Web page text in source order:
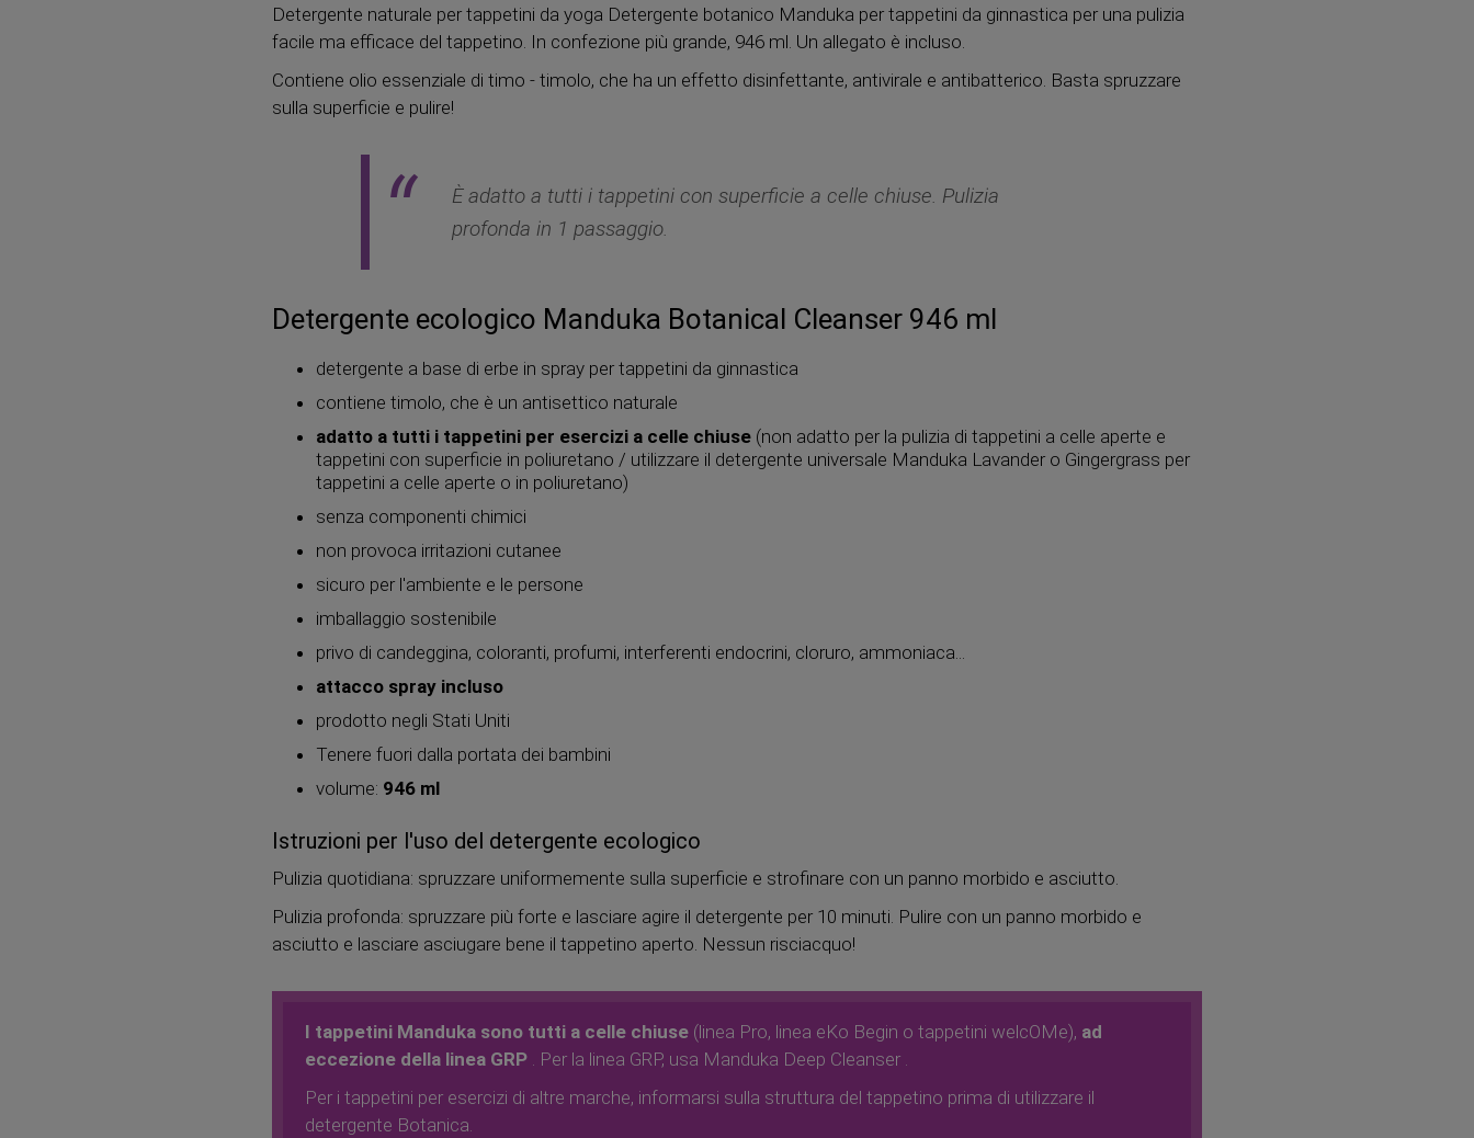
Detergente naturale per tappetini da yoga Detergente botanico Manduka per tappetini da ginnastica per una pulizia
facile ma efficace del tappetino. In confezione più grande, 946 ml. Un allegato è incluso.
Contiene olio essenziale di timo - timolo, che ha un effetto disinfettante, antivirale e antibatterico. Basta spruzzare
sulla superficie e pulire!
È adatto a tutti i tappetini con superficie a celle chiuse. Pulizia
profonda in 1 passaggio.
Detergente ecologico Manduka Botanical Cleanser 946 ml
detergente a base di erbe in spray per tappetini da ginnastica
contiene timolo, che è un antisettico naturale
adatto a tutti i tappetini per esercizi a celle chiuse (non adatto per la pulizia di tappetini a celle aperte e
tappetini con superficie in poliuretano / utilizzare il detergente universale Manduka Lavander o Gingergrass per
tappetini a celle aperte o in poliuretano)
senza componenti chimici
non provoca irritazioni cutanee
sicuro per l'ambiente e le persone
imballaggio sostenibile
privo di candeggina, coloranti, profumi, interferenti endocrini, cloruro, ammoniaca...
attacco spray incluso
prodotto negli Stati Uniti
Tenere fuori dalla portata dei bambini
volume: 946 ml
Istruzioni per l'uso del detergente ecologico
Pulizia quotidiana: spruzzare uniformemente sulla superficie e strofinare con un panno morbido e asciutto.
Pulizia profonda: spruzzare più forte e lasciare agire il detergente per 10 minuti. Pulire con un panno morbido e
asciutto e lasciare asciugare bene il tappetino aperto. Nessun risciacquo!
I tappetini Manduka sono tutti a celle chiuse (linea Pro, linea eKo Begin o tappetini welcOMe), ad
eccezione della linea GRP . Per la linea GRP, usa Manduka Deep Cleanser .
Per i tappetini per esercizi di altre marche, informarsi sulla struttura del tappetino prima di utilizzare il
detergente Botanica.